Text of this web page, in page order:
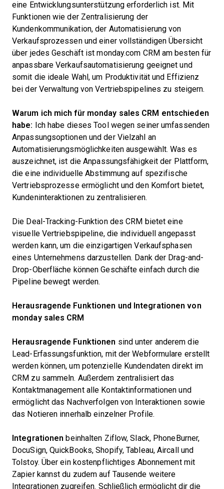
eine Entwicklungsunterstützung erforderlich ist. Mit
Funktionen wie der Zentralisierung der
Kundenkommunikation, der Automatisierung von
Verkaufsprozessen und einer vollständigen Übersicht
über jedes Geschäft ist monday.com CRM am besten für
anpassbare Verkaufsautomatisierung geeignet und
somit die ideale Wahl, um Produktivität und Effizienz
bei der Verwaltung von Vertriebspipelines zu steigern.
Warum ich mich für monday sales CRM entschieden
habe: Ich habe dieses Tool wegen seiner umfassenden
Anpassungsoptionen und der Vielzahl an
Automatisierungsmöglichkeiten ausgewählt. Was es
auszeichnet, ist die Anpassungsfähigkeit der Plattform,
die eine individuelle Abstimmung auf spezifische
Vertriebsprozesse ermöglicht und den Komfort bietet,
Kundeninteraktionen zu zentralisieren.
Die Deal-Tracking-Funktion des CRM bietet eine
visuelle Vertriebspipeline, die individuell angepasst
werden kann, um die einzigartigen Verkaufsphasen
eines Unternehmens darzustellen. Dank der Drag-and-
Drop-Oberfläche können Geschäfte einfach durch die
Pipeline bewegt werden.
Herausragende Funktionen und Integrationen von
monday sales CRM
Herausragende Funktionen sind unter anderem die
Lead-Erfassungsfunktion, mit der Webformulare erstellt
werden können, um potenzielle Kundendaten direkt im
CRM zu sammeln. Außerdem zentralisiert das
Kontaktmanagement alle Kontaktinformationen und
ermöglicht das Nachverfolgen von Interaktionen sowie
das Notieren innerhalb einzelner Profile.
Integrationen beinhalten Ziflow, Slack, PhoneBurner,
DocuSign, QuickBooks, Shopify, Tableau, Aircall und
Tolstoy. Über ein kostenpflichtiges Abonnement mit
Zapier kannst du zudem auf Tausende weitere
Integrationen zugreifen. Schließlich ermöglicht dir die